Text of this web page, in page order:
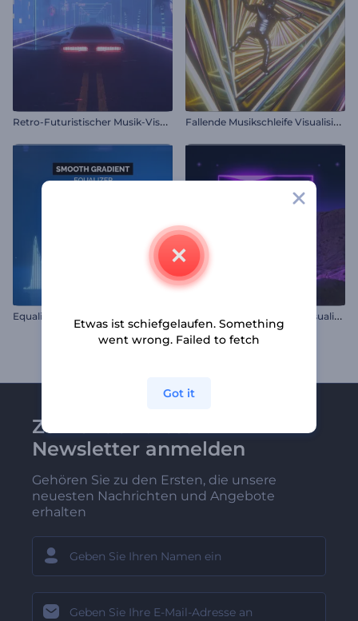
R
etro-Futuristischer Musik-Visualisierer F
allende Musikschleife Visualisierer
M
ars Oberflächenmusik Visualisierer
Zu Renderforest-
Newsletter anmelden
Gehören Sie zu den Ersten, die unsere
neuesten Nachrichten und Angebote
erhalten
Etwas ist schiefgelaufen. Something
went wrong. Failed to fetch
Got it